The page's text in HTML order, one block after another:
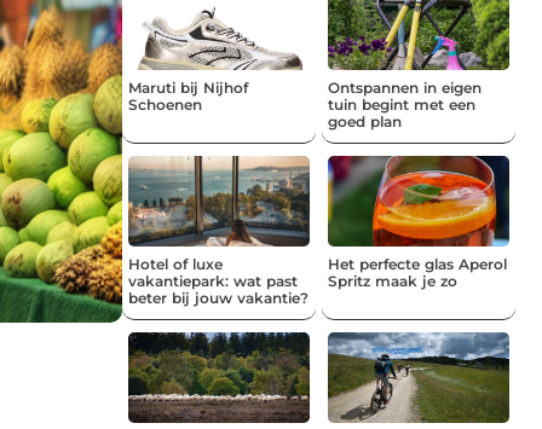
Maruti bij Nijhof
Schoenen
Ontspannen in eigen
tuin begint met een
goed plan
Hotel of luxe
vakantiepark: wat past
beter bij jouw vakantie?
Het perfecte glas Aperol
Spritz maak je zo